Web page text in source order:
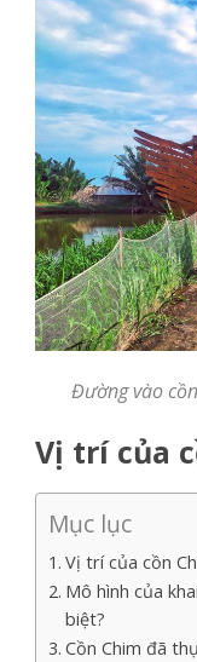
Đường vào
Vị trí của
Mục lục
Vị trí của cồn
Mô hình của
biệt?
Cồn Chim đã